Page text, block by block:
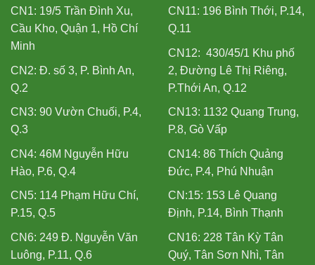
CN1: 19/5 Trần Đình Xu,
Cầu Kho, Quận 1, Hồ Chí
Minh
CN2: Đ. số 3, P. Bình An,
Q.2
CN3: 90 Vườn Chuối, P.4,
Q.3
CN4: 46M Nguyễn Hữu
Hào, P.6, Q.4
CN5: 114 Phạm Hữu Chí,
P.15, Q.5
CN6: 249 Đ. Nguyễn Văn
Luông, P.11, Q.6
CN11: 196 Bình Thới, P.14,
Q.11
CN12: 430/45/1 Khu phố
2, Đường Lê Thị Riêng,
P.Thới An, Q.12
CN13: 1132 Quang Trung,
P.8, Gò Vấp
CN14: 86 Thích Quảng
Đức, P.4, Phú Nhuận
CN:15: 153 Lê Quang
Định, P.14, Bình Thạnh
CN16: 228 Tân Kỳ Tân
Quý, Tân Sơn Nhì, Tân